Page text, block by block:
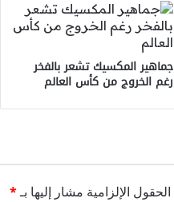
جماهير المكسيك تشعر بالفخر
رغم الخروج من كأس العالم
الحقول الإلزامية مشار إليها بـ*